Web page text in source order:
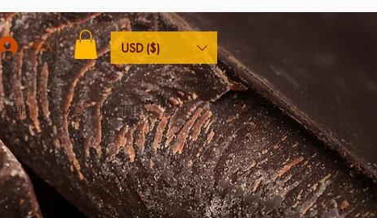
活動 SAC 虛擬空間 參加 More
登入 USD ($)